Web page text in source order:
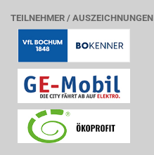
TEILNEHMER / AUSZEICHNUNGEN